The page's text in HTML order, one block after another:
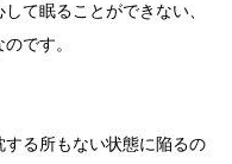
て眠ることができない、
です。
る所もない状態に陥るの